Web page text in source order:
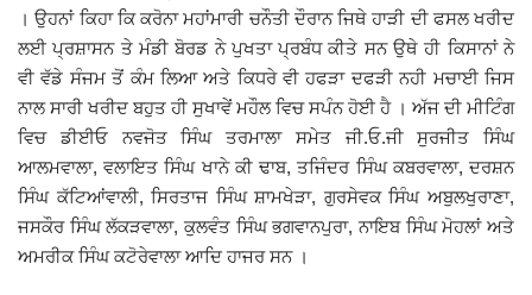
Contact Us
। ਉਹਨਾਂ ਕਿਹਾ ਕਿ ਕਰੋਨਾ ਮਹਾਂਮਾਰੀ ਚਨੌਤੀ ਦੌਰਾਨ ਜਿਥੇ ਹਾੜੀ ਦੀ ਫਸਲ ਖਰੀਦ
ਲਈ ਪ੍ਰਸ਼ਾਸਨ ਤੇ ਮੰਡੀ ਬੋਰਡ ਨੇ ਪੁਖਤਾ ਪ੍ਰਬੰਧ ਕੀਤੇ ਸਨ ਉਥੇ ਹੀ ਕਿਸਾਨਾਂ ਨੇ
ਵੀ ਵੱਡੇ ਸੰਜਮ ਤੋਂ ਕੰਮ ਲਿਆ ਅਤੇ ਕਿਧਰੇ ਵੀ ਹਫੜਾ ਦਫੜੀ ਨਹੀ ਮਚਾਈ ਜਿਸ
ਨਾਲ ਸਾਰੀ ਖਰੀਦ ਬਹੁਤ ਹੀ ਸੁਖਾਵੇਂ ਮਹੌਲ ਵਿਚ ਸਪੰਨ ਹੋਈ ਹੈ । ਅੱਜ ਦੀ ਮੀਟਿੰਗ
ਵਿਚ ਡੀਈਓ ਨਵਜੋਤ ਸਿੰਘ ਤਰਮਾਲਾ ਸਮੇਤ ਜੀ.ਓ.ਜੀ ਸੁਰਜੀਤ ਸਿੰਘ
ਆਲਮਵਾਲਾ, ਵਲਾਇਤ ਸਿੰਘ ਖਾਨੇ ਕੀ ਢਾਬ, ਤਜਿੰਦਰ ਸਿੰਘ ਕਬਰਵਾਲਾ, ਦਰਸ਼ਨ
ਸਿੰਘ ਕੱਟਿਆਂਵਾਲੀ, ਸਿਰਤਾਜ ਸਿੰਘ ਸ਼ਾਮਖੇੜਾ, ਗੁਰਸੇਵਕ ਸਿੰਘ ਅਬੁਲਖੁਰਾਣਾ,
ਜਸਕੌਰ ਸਿੰਘ ਲੱਕੜਵਾਲਾ, ਕੁਲਵੰਤ ਸਿੰਘ ਭਗਵਾਨਪੁਰਾ, ਨਾਇਬ ਸਿੰਘ ਮੋਹਲਾਂ ਅਤੇ
ਅਮਰੀਕ ਸਿੰਘ ਕਟੋਰੇਵਾਲਾ ਆਦਿ ਹਾਜਰ ਸਨ ।